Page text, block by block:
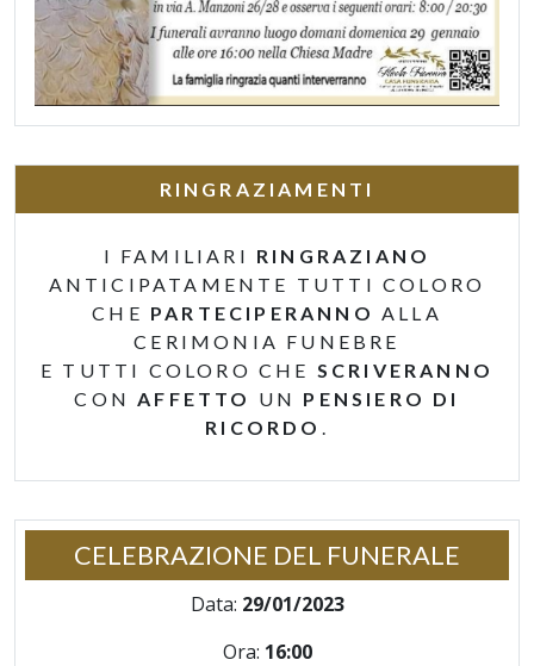
RINGRAZIAMENTI
I FAMILIARI RINGRAZIANO
ANTICIPATAMENTE TUTTI COLORO
CHE PARTECIPERANNO ALLA
CERIMONIA FUNEBRE
E TUTTI COLORO CHE SCRIVERANNO
CON AFFETTO UN PENSIERO DI
RICORDO
CELEBRAZIONE DEL FUNERALE
Data: 29/01/2023
Ora: 16:00